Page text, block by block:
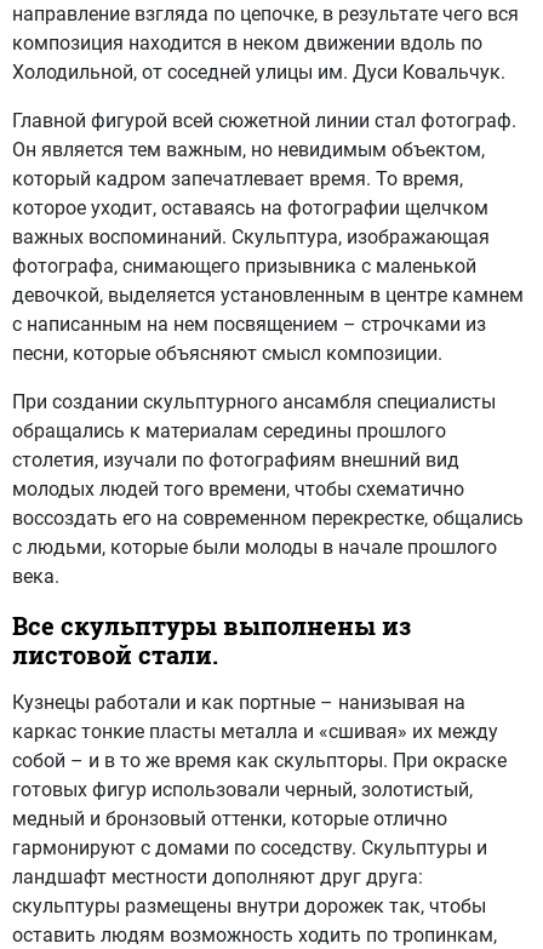
направление взгляда по цепочке, в результате чего вся
композиция находится в неком движении вдоль по
Холодильной, от соседней улицы им. Дуси Ковальчук.
Главной фигурой всей сюжетной линии стал фотограф.
Он является тем важным, но невидимым объектом,
который кадром запечатлевает время. То время,
которое уходит, оставаясь на фотографии щелчком
важных вос­поминаний. Скульптура, изображающая
фотографа, снимающего призывника с маленькой
девочкой, выделяется установленным в центре камнем
с написанным на нем посвящением – строчками из
песни, которые объясняют смысл композиции.
При создании скульптурного ансамбля специалисты
обращались к материалам середины прошлого
столетия, изучали по фотографиям внешний вид
молодых людей того времени, чтобы схематично
воссоздать его на современном перекрестке, общались
с людьми, которые были молоды в начале прошлого
века.
Все скульптуры выполнены из
листовой стали.
Кузнецы работали и как портные – нанизывая на
каркас тонкие пласты металла и «сшивая» их между
собой – и в то же время как скульпторы. При окраске
готовых фигур использовали черный, золотистый,
медный и бронзовый оттенки, которые отлично
гармонируют с домами по соседству. Скульптуры и
ландшафт местности дополняют друг друга:
скульптуры размещены внутри дорожек так, чтобы
оставить людям возможность ходить по тропинкам,